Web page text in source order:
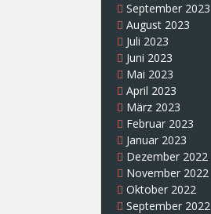
September 2023
August 2023
Juli 2023
Juni 2023
Mai 2023
April 2023
März 2023
Februar 2023
Januar 2023
Dezember 2022
November 2022
Oktober 2022
September 2022